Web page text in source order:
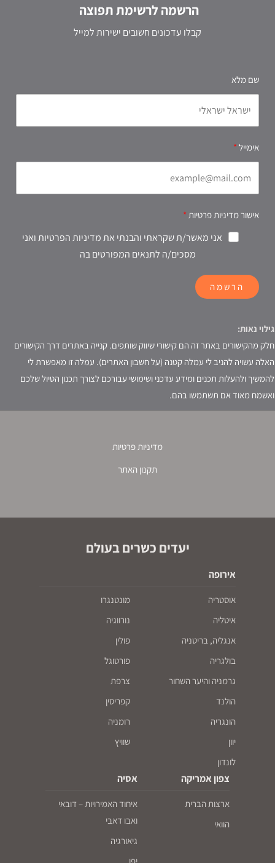
הרשמה לרשימת תפוצה
קבלו עדכונים חשובים ישירות למייל
שם מלא
אימייל
אישור מדיניות פרטיות
אני מאשר/ת שקראתי והבנתי את מדיניות הפרטיות ואני
מסכים/ה לתנאים המפורטים בה
הרשמה
גילוי נאות:
חלק מהקישורים באתר זה הם קישורי שיווק שותפים. קנייה באתרים דרך הקישורים
האלה עשויה להניב לי עמלה קטנה (על חשבון האתרים). עמלה זו מאפשרת לי
להמשיך ולהעלות תכנים ומידע עדכני ושימושי עבורכם לצורך תכנון הטיול שלכם
ואשמח מאוד אם תשתמשו בהם.
מדיניות פרטיות
תקנון האתר
יעדים כשרים בעולם
אירופה
אוסטריה
איטליה
אנגליה, בריטניה
בולגריה
גרמניה והיער השחור
הולנד
הונגריה
יוון
לונדון
מונטנגרו
נורווגיה
פולין
פורטוגל
צרפת
קפריסין
רומניה
שוויץ
צפון אמריקה
ארצות הברית
הוואי
אסיה
איחוד האמירויות – דובאי
ואבו דאבי
גיאורגיה